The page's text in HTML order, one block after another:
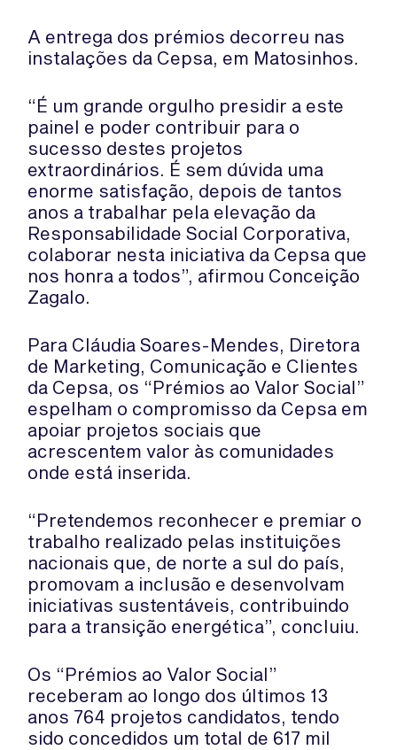
A entrega dos prémios decorreu nas
instalações da Cepsa, em Matosinhos.
“É um grande orgulho presidir a este
painel e poder contribuir para o
sucesso destes projetos
extraordinários. É sem dúvida uma
enorme satisfação, depois de tantos
anos a trabalhar pela elevação da
Responsabilidade Social Corporativa,
colaborar nesta iniciativa da Cepsa que
nos honra a todos”, afirmou Conceição
Zagalo.
Para Cláudia Soares-Mendes, Diretora
de Marketing, Comunicação e Clientes
da Cepsa, os “Prémios ao Valor Social”
espelham o compromisso da Cepsa em
apoiar projetos sociais que
acrescentem valor às comunidades
onde está inserida.
“Pretendemos reconhecer e premiar o
trabalho realizado pelas instituições
nacionais que, de norte a sul do país,
promovam a inclusão e desenvolvam
iniciativas sustentáveis, contribuindo
para a transição energética”, concluiu.
Os “Prémios ao Valor Social”
receberam ao longo dos últimos 13
anos 764 projetos candidatos, tendo
sido concedidos um total de 617 mil